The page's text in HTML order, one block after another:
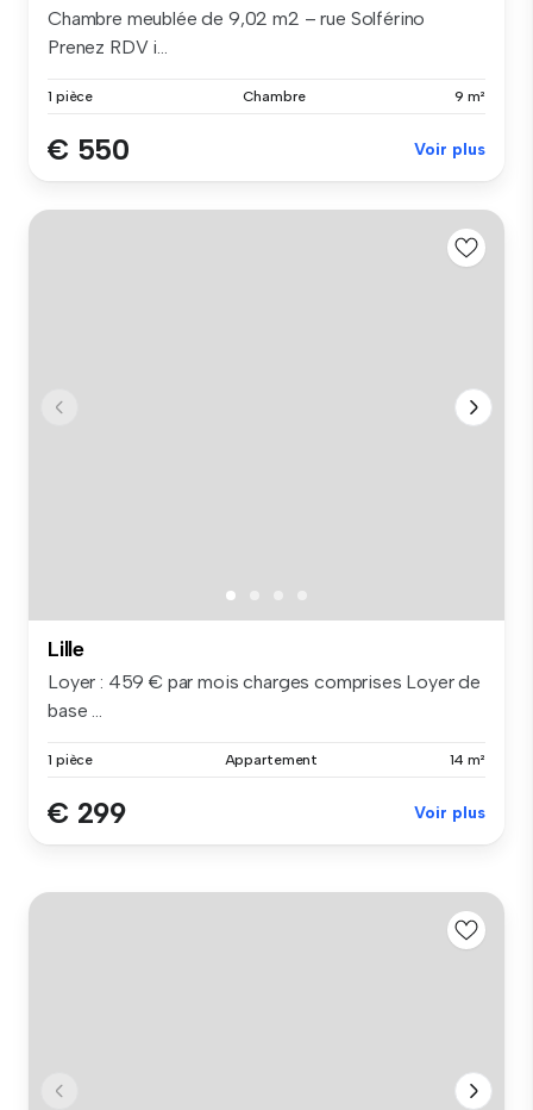
Chambre meublée de 9,02 m2 – rue Solférino
Prenez RDV i...
1 pièce Chambre 9 m²
€ 550 Voir plus
Lille
Loyer : 459 € par mois charges comprises Loyer de
base ...
1 pièce Appartement 14 m²
€ 299 Voir plus